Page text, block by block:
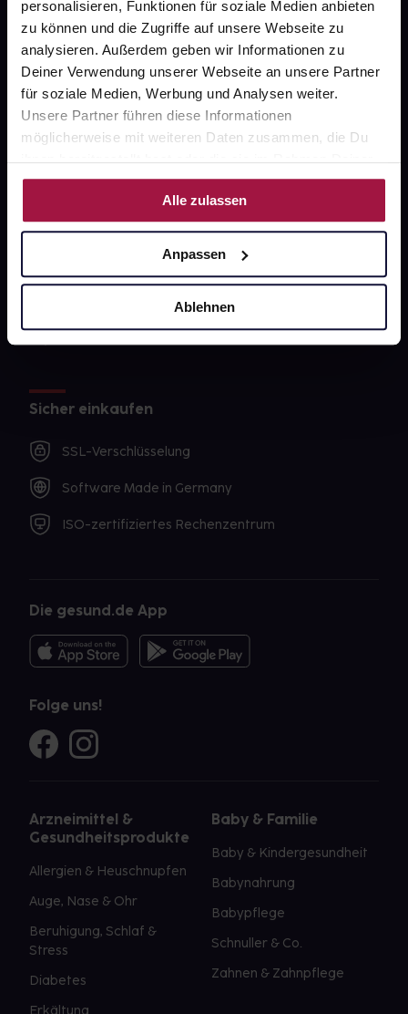
personalisieren, Funktionen für soziale Medien anbieten
zu können und die Zugriffe auf unsere Webseite zu
analysieren. Außerdem geben wir Informationen zu
Deiner Verwendung unserer Webseite an unsere Partner
für soziale Medien, Werbung und Analysen weiter.
Unsere Partner führen diese Informationen
möglicherweise mit weiteren Daten zusammen, die Du
ihnen bereitgestellt hast oder die sie im Rahmen Deiner
Nutzung der Dienste gesammelt haben.
Alle zulassen
Anpassen
Ablehnen
Datenschutz
AGB
Impressum
Unsere Vorteile
Ausgewählte Wunschprodukte sofort abholbereit
selben Tag möglich
Freie Wahl der Apotheke
Große Auswahl an Apotheken
Sicher einkaufen
SSL-Verschlüsselung
Software Made in Germany
ISO-zertifiziertes Rechenzentrum
Die gesund.de App
Folge uns!
Arzneimittel &
Gesundheitsprodukte
Allergien & Heuschnupfen
Auge, Nase & Ohr
Beruhigung, Schlaf &
Stress
Diabetes
Baby & Familie
Baby & Kindergesundheit
Babynahrung
Babypflege
Schnuller & Co.
Zahnen & Zahnpflege